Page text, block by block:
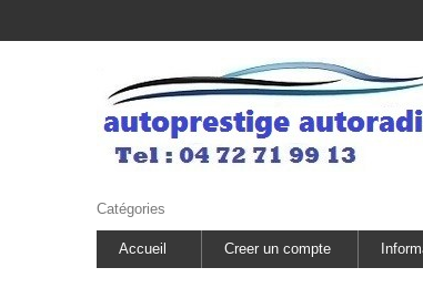
Catégories
Accueil Creer un compte